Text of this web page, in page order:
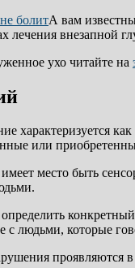
А вам
лечения внезапной
ухо читайте на
характеризуется
или
место быть
с людьми, которые
проявляются в